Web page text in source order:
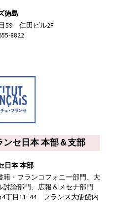
徳島
59 仁田ビル2F
8822
セ日本 本部＆支部
日本 本部
・フランコフォニー部門、大
論部門、広報＆メセナ部門
丁目11−44 フランス大使館内